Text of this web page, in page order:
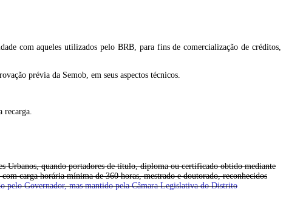
com aqueles utilizados pelo BRB, para fins de comercialização de créditos,
prévia da Semob, em seus aspectos técnicos.
recarga.
Urbanos, quando portadores de título, diploma ou certificado obtido mediante
carga horária mínima de 360 horas, mestrado e doutorado, reconhecidos
pelo Governador, mas mantido pela Câmara Legislativa do Distrito